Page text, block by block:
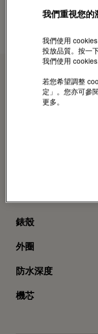
錶殼
外圈
防水深度
機芯
我們重視您的
我們使用
投放品質。按一
我們使用 cookies
若您希望調整
定」。您亦可參
更多。